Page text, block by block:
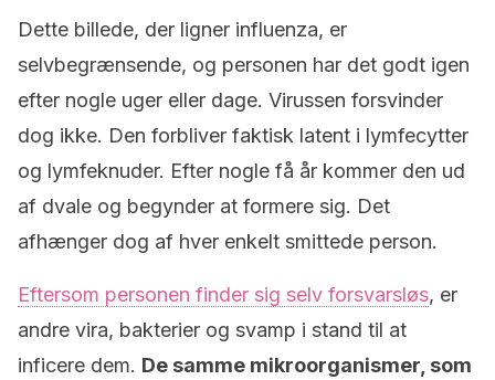
Dette billede, der ligner influenza, er
selvbegrænsende, og personen har det godt igen
efter nogle uger eller dage. Virussen forsvinder
dog ikke. Den forbliver faktisk latent i lymfecytter
og lymfeknuder. Efter nogle få år kommer den ud
af dvale og begynder at formere sig. Det
afhænger dog af hver enkelt smittede person.
Eftersom personen finder sig selv forsvarsløs, er
andre vira, bakterier og svamp i stand til at
inficere dem. De samme mikroorganismer, som